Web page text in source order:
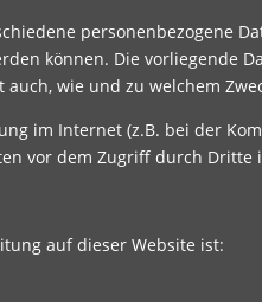
personenbezogene
können. Die vorliegende
wie und zu welchem
im Internet (z.B. bei der
vor dem Zugriff durch Dritte
auf dieser Website ist: